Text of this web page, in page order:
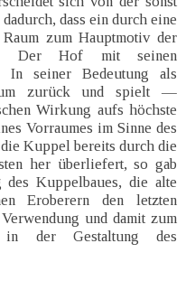
dass ein durch eine
zum Hauptmotiv der
Der Hof mit seinen
In seiner Bedeutung als
zurück und spielt —
Wirkung aufs höchste
Vorraumes im Sinne des
Kuppel bereits durch die
her überliefert, so gab
Kuppelbaues, die alte
Eroberern den letzten
und damit zum
in der Gestaltung des